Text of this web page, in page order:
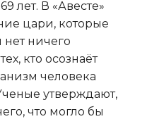
лет. В «Авесте»
цари, которые
нет ничего
кто осознаёт
человека
утверждают,
что могло бы